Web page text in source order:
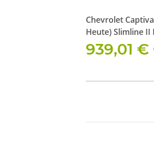
Chevrolet
Heute) Slimline II
Kit
939,01 €